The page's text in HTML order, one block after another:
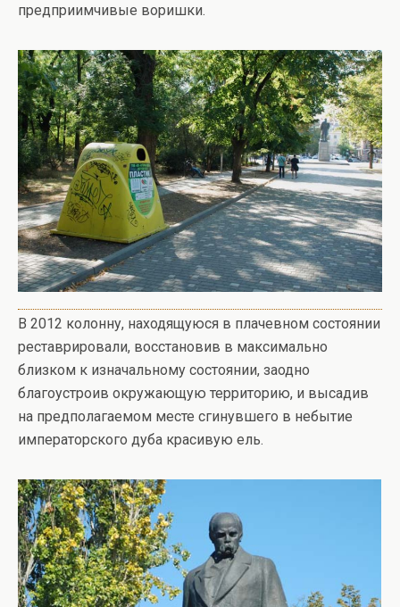
предприимчивые воришки.
В 2012 колонну, находящуюся в плачевном состоянии
реставрировали, восстановив в максимально
близком к изначальному состоянии, заодно
благоустроив окружающую территорию, и высадив
на предполагаемом месте сгинувшего в небытие
императорского дуба красивую ель.